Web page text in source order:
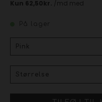
På lager